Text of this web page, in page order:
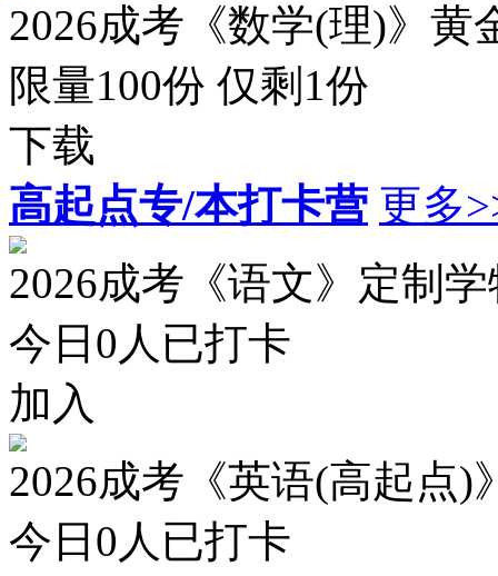
2026成考《数学(理)》黄
限量100份 仅剩 1份
下载
高起点专/本打卡营 更多
2026成考《语文》定制
今日 0 人已打卡
加入
2026成考《英语(高起点)
今日 0 人已打卡